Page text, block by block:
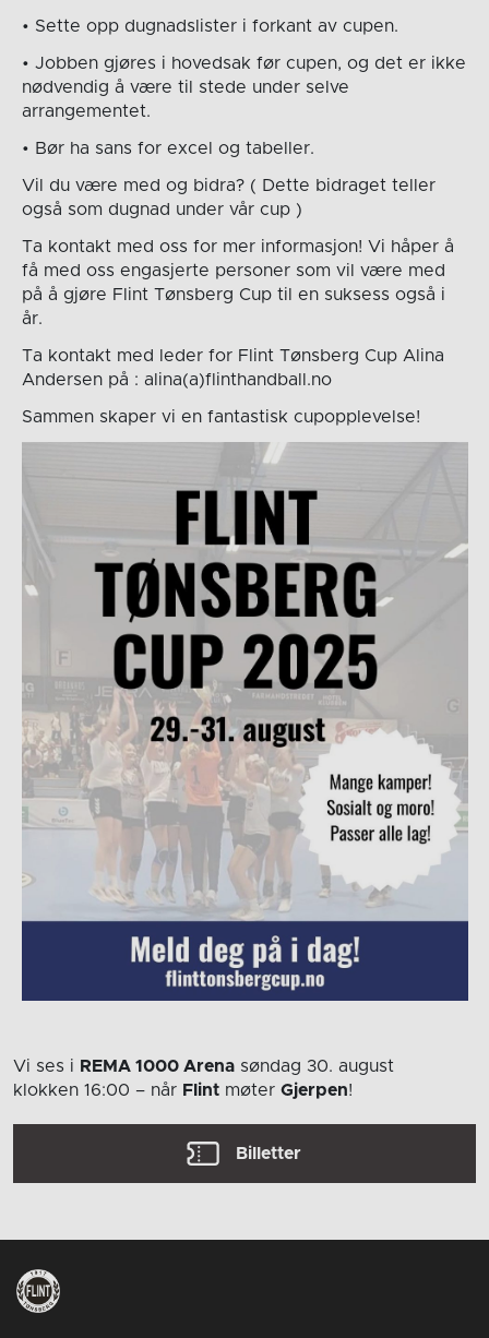
• Sette opp dugnadslister i forkant av cupen.
• Jobben gjøres i hovedsak før cupen, og det er ikke
nødvendig å være til stede under selve
arrangementet.
• Bør ha sans for excel og tabeller.
Vil du være med og bidra? ( Dette bidraget teller
også som dugnad under vår cup )
Ta kontakt med oss for mer informasjon! Vi håper å
få med oss engasjerte personer som vil være med
på å gjøre Flint Tønsberg Cup til en suksess også i
år.
Ta kontakt med leder for Flint Tønsberg Cup Alina
Andersen på : alina(a)flinthandball.no
Sammen skaper vi en fantastisk cupopplevelse!
Vi ses i REMA 1000 Arena søndag 30. august
klokken 16:00 – når Flint møter Gjerpen!
Billetter